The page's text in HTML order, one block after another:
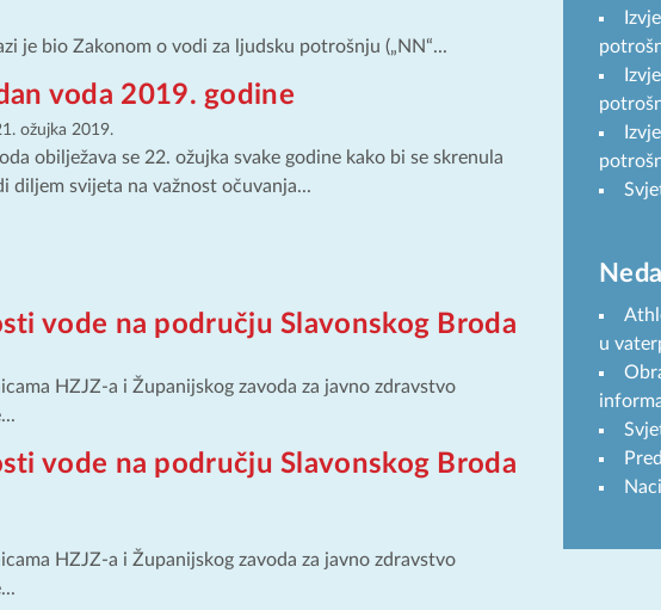
je bio Zakonom o vodi za ljudsku potrošnju („NN“...
voda 2019. godine
ožujka 2019.
obilježava se 22. ožujka svake godine kako bi se skrenula
diljem svijeta na važnost očuvanja...
vode na području Slavonskog Broda
HZJZ-a i Županijskog zavoda za javno zdravstvo
vode na području Slavonskog Broda
HZJZ-a i Županijskog zavoda za javno zdravstvo
u